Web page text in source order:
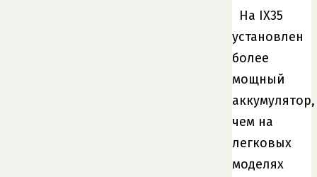
На IX35
установлен
более
мощный
аккумулятор,
чем на
легковых
моделях